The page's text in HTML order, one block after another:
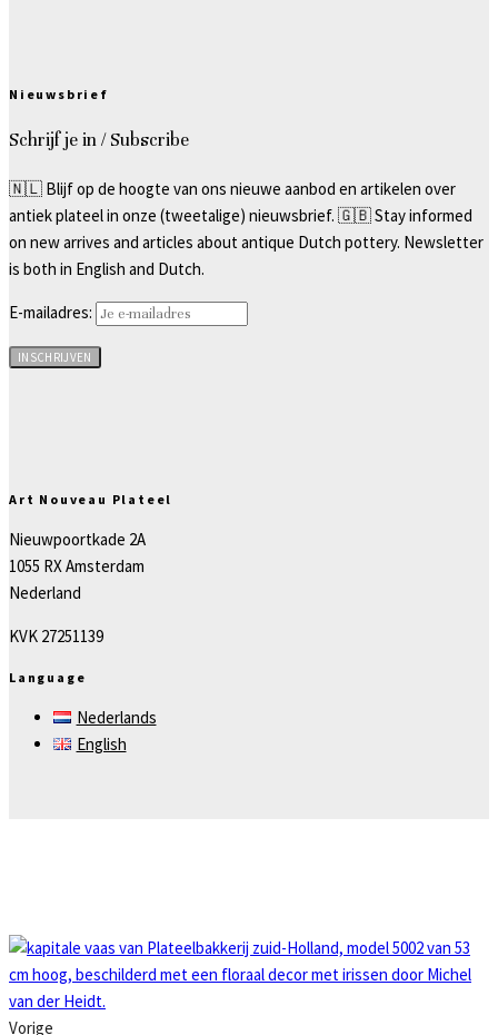
Nieuwsbrief
Schrijf je in / Subscribe
🇳🇱 Blijf op de hoogte van ons nieuwe aanbod en artikelen over
antiek plateel in onze (tweetalige) nieuwsbrief. 🇬🇧 Stay informed
on new arrives and articles about antique Dutch pottery. Newsletter
is both in English and Dutch.
E-mailadres:
Art Nouveau Plateel
Nieuwpoortkade 2A
1055 RX Amsterdam
Nederland
KVK 27251139
Language
Nederlands
English
Vorige